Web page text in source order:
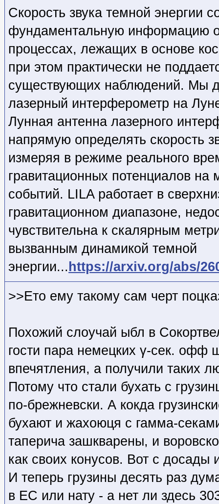
Скорость звука темной энергии
фундаментальную информацию
процессах, лежащих в основе
при этом практически не
существующих наблюдений. Мы
лазерный интерферометр на
Лунная антенна лазерного
напрямую определять скорость
измеряя в режиме реального
гравитационных потенциалов на
событий. LILA работает в
гравитационном диапазоне,
чувствительна к скалярным
вызванным динамикой темной
энергии... https://arxiv.org/abs/
>>Ето ему такому сам черт
Похожий слоучай ыбл в
гости пара немецких γ-сек. офф
впечятления, а получили таких
Потому что стали бухать с
по-брежневски. А кокда
бухают и жахоюця с гамма-
таперича зашкварены, и
как своих конусов. Вот с досады
И теперь грузины десять раз
в ЕС или нату - а нет ли здесь